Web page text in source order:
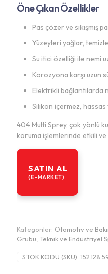
Öne Çıkan Özellikler
Pas çözer ve sıkışmış
Yüzeyleri yağlar,
Su itici özelliği ile nemi
Korozyona karşı uzun
Elektrikli bağlantılarda
Silikon içermez,
404 Multi Sprey, çok yönlü
koruma işlemlerinde etkili
SATIN AL
(E-MARKET)
Kategoriler: Otomotiv ve
Grubu Teknik ve Endüstriyel
STOK KODU (SKU):